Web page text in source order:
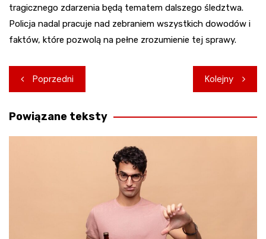
tragicznego zdarzenia będą tematem dalszego śledztwa.
Policja nadal pracuje nad zebraniem wszystkich dowodów i
faktów, które pozwolą na pełne zrozumienie tej sprawy.
Nawigacja
wpisu
Poprzedni Kolejny
Powiązane teksty